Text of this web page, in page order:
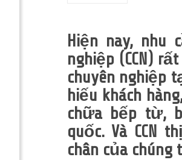
Hiện nay,
nghiệp (CCN)
chuyên nghiệp
hiếu khách
chữa bếp từ,
quốc. Và CCN
chân của chúng